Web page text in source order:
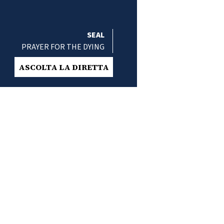
SEAL
PRAYER FOR THE DYING
ASCOLTA LA DIRETTA